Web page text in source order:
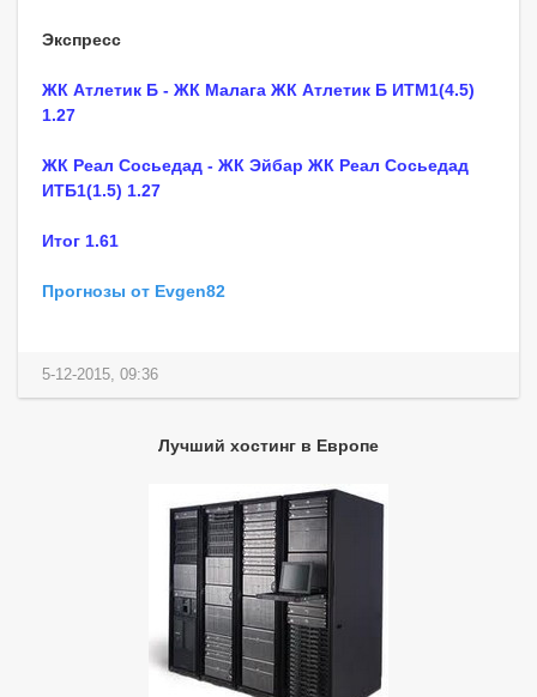
Экспресс
ЖК Атлетик Б - ЖК Малага ЖК Атлетик Б ИТМ1(4.5)
1.27
ЖК Реал Сосьедад - ЖК Эйбар ЖК Реал Сосьедад
ИТБ1(1.5) 1.27
Итог 1.61
Прогнозы от Evgen82
5-12-2015, 09:36
Лучший хостинг в Европе